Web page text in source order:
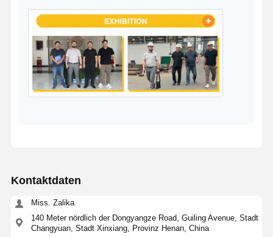
Kontaktdaten
Miss. Zalika
140 Meter nördlich der Dongyangze Road, Guiling Avenue, Stadt
Changyuan, Stadt Xinxiang, Provinz Henan, China